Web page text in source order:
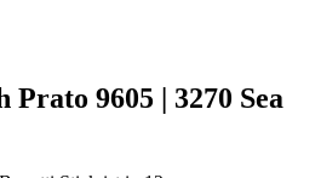
9605 | 3270 Sea